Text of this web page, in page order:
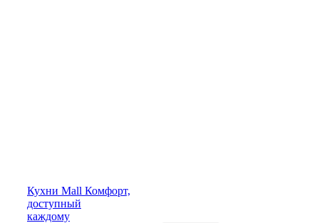
Кухни Mall Комфорт,
доступный
каждому